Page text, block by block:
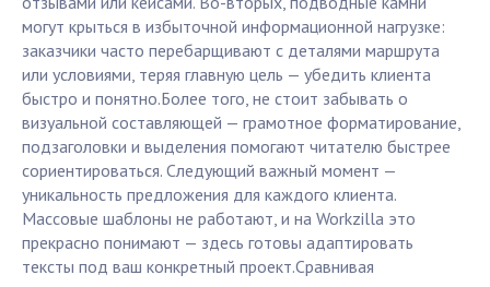
могут крыться в избыточной информационной нагрузке:
заказчики часто перебарщивают с деталями маршрута
или условиями, теряя главную цель — убедить клиента
быстро и понятно.Более того, не стоит забывать о
визуальной составляющей — грамотное форматирование,
подзаголовки и выделения помогают читателю быстрее
сориентироваться. Следующий важный момент —
уникальность предложения для каждого клиента.
Массовые шаблоны не работают, и на Workzilla это
прекрасно понимают — здесь готовы адаптировать
тексты под ваш конкретный проект.Сравнивая